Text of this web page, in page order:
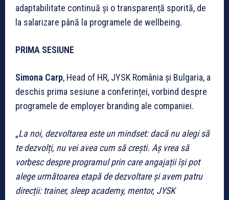
adaptabilitate continuă și o transparență sporită, de
la salarizare până la programele de wellbeing.
PRIMA SESIUNE
Simona Carp, Head of HR, JYSK România și Bulgaria, a
deschis prima sesiune a conferinței, vorbind despre
programele de employer branding ale companiei.
„La noi, dezvoltarea este un mindset: dacă nu alegi să
te dezvolți, nu vei avea cum să crești. Aș vrea să
vorbesc despre programul prin care angajații își pot
alege următoarea etapă de dezvoltare și avem patru
direcții: trainer, sleep academy, mentor, JYSK